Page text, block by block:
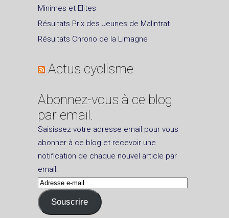
Minimes et Elites
Résultats Prix des Jeunes de Malintrat
Résultats Chrono de la Limagne
Actus cyclisme
Abonnez-vous à ce blog
par email.
Saisissez votre adresse email pour vous
abonner à ce blog et recevoir une
notification de chaque nouvel article par
email.
Adresse
e-
mail
Souscrire